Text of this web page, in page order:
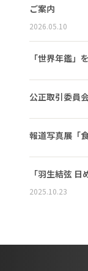
ご案内
2026.05.10
「世界年鑑」
公正取引委員
報道写真展「
「羽生結弦
2025.10.23